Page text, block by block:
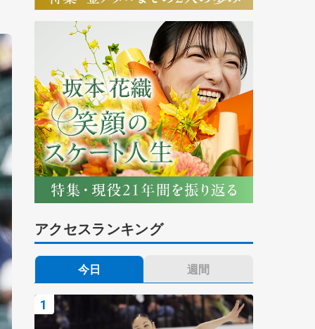
アクセスランキング
今日 週間